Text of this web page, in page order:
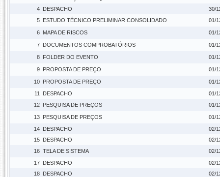
4 DESPACHO
30/
5 ESTUDO TÉCNICO PRELIMINAR CONSOLIDADO 01/
6 MAPA DE RISCOS 01/
7 DOCUMENTOS COMPROBATÓRIOS 01/
8 FOLDER DO EVENTO 01/
9 PROPOSTA DE PREÇO 01/
10 PROPOSTA DE PREÇO
01/
11
DESPACHO
01/
12 PESQUISA DE PREÇOS 01/
13 PESQUISA DE PREÇOS
01/
14 DESPACHO
02/
15 DESPACHO
02/
16 TELA DE SISTEMA
02/
17 DESPACHO
02/
18 DESPACHO
02/